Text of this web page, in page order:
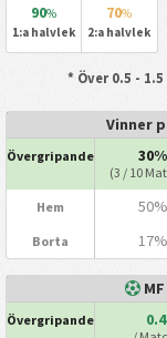
90%
1:a halvlek
70%
2:a halvlek
* Över 0.5 -
Vinner
Övergripande 30%
(3 / 10
Hem 50%
Borta 17%
MF
Övergripande